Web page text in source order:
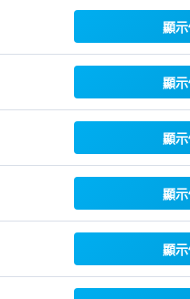
顯
顯
顯
顯
顯